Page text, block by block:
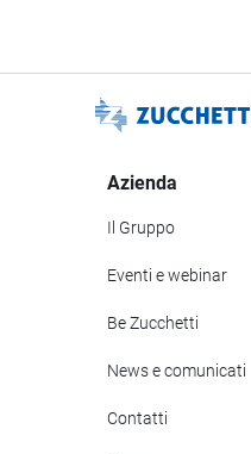
Azienda
Il Gruppo
Eventi e webinar
Be Zucchetti
News e comunicati
Contatti